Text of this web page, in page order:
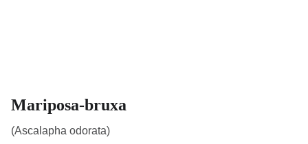
Mariposa-bruxa
(Ascalapha odorata)